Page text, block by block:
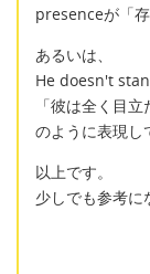
presenceが「
あるいは、
He doesn't
「彼は全く目立
のように表現し
以上です。
少しでも参考に